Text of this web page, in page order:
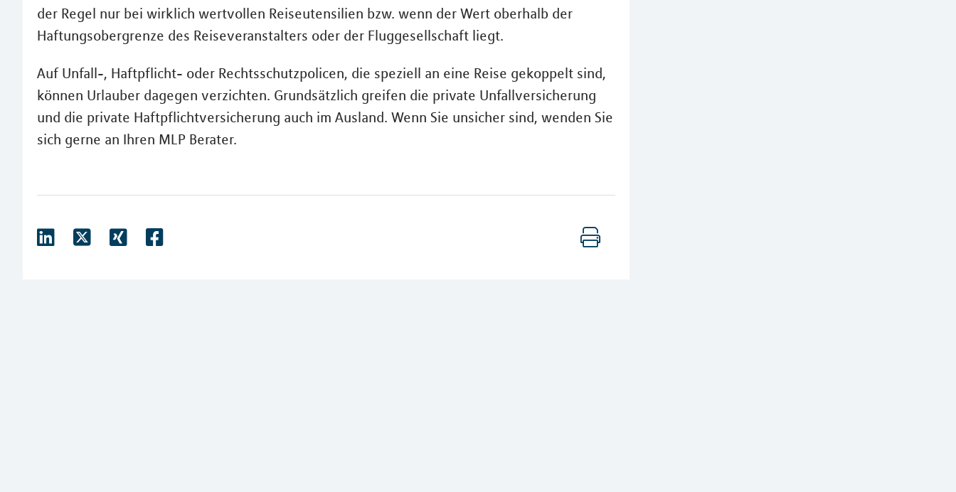
der Regel nur bei wirklich wertvollen Reiseutensilien bzw. wenn der Wert oberhalb der
Haftungsobergrenze des Reiseveranstalters oder der Fluggesellschaft liegt.
Auf Unfall-, Haftpflicht- oder Rechtsschutzpolicen, die speziell an eine Reise gekoppelt sind,
können Urlauber dagegen verzichten. Grundsätzlich greifen die private Unfallversicherung
und die private Haftpflichtversicherung auch im Ausland. Wenn Sie unsicher sind, wenden Sie
sich gerne an Ihren MLP Berater.